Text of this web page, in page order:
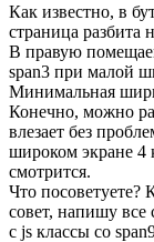
Как известно, в
страница разбита
В правую
span3 при малой
Минимальная
Конечно, можно
влезает без
широком экране 4
смотрится.
Что посоветуете?
совет, напишу все
с js классы со